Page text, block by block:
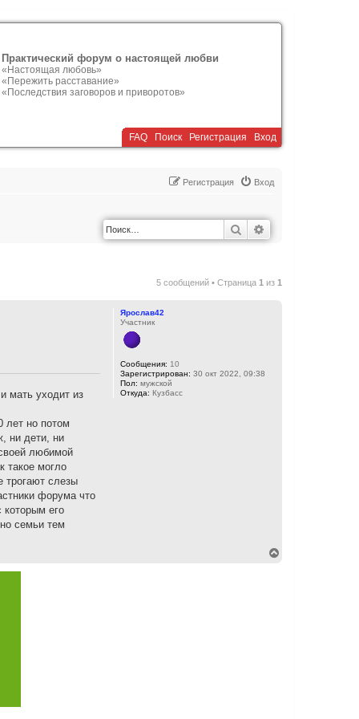
Практический форум о настоящей любви
«Настоящая любовь»
«Пережить расставание»
«Последствия заговоров и приворотов»
FAQ Поиск Регистрация Вход
Вход
Регистрация
Поиск
5 сообщений • Страница 1 из 1
Ярослав42
Участник
Сообщения: 10
Зарегистрирован: 30 окт 2022, 09:38
Пол: мужской
Откуда: Кузбасс
мать уходит из
лет но потом
ни дети, ни
любимой
такое могло
трогают слезы
форума что
которым его
семьи тем